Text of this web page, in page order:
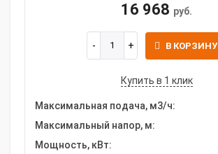
16 968 руб.
В КОРЗИНУ
Купить в 1 клик
Максимальная подача, м3/ч:
Максимальный напор, м:
Мощность, кВт: